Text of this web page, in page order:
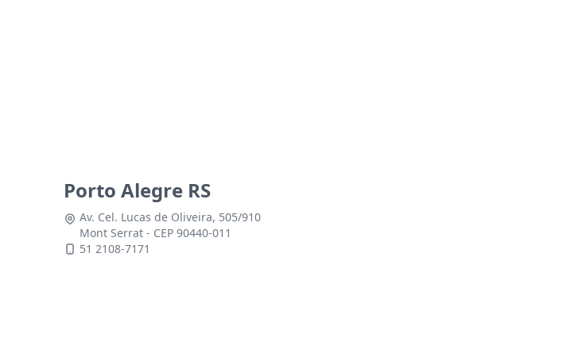
Porto Alegre RS
Av. Cel. Lucas de Oliveira, 505/910
Mont Serrat - CEP 90440-011
51 2108-7171